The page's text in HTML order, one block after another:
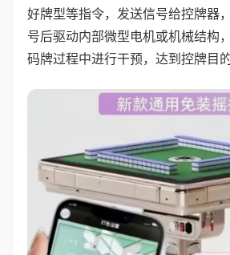
好牌型等指令，发送信号给控牌器
号后驱动内部微型电机或机械结构
码牌过程中进行干预，达到控牌目的